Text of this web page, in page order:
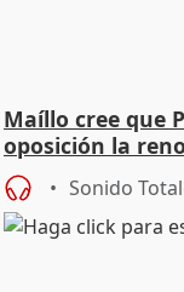
Maíllo cree que
oposición la
Defensor
Sonido